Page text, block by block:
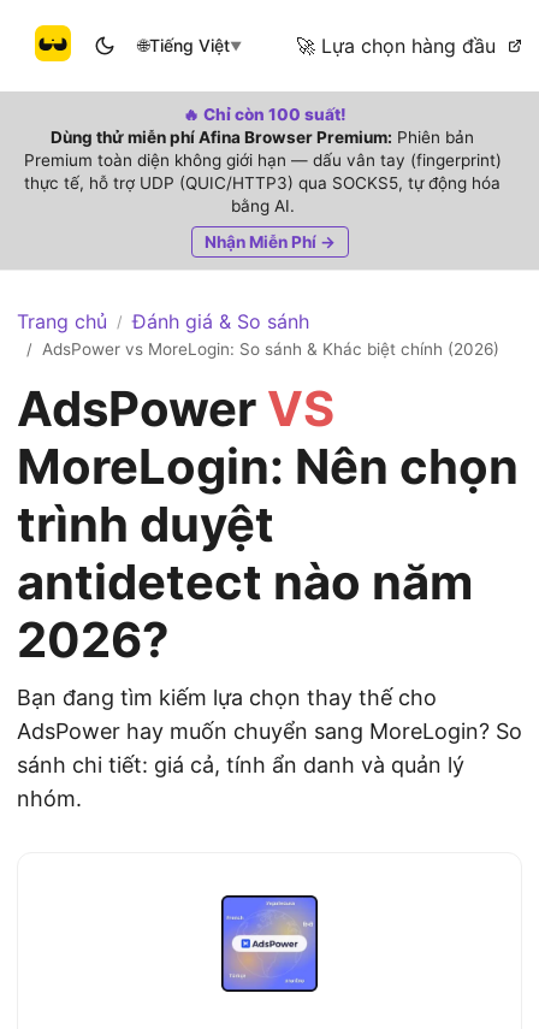
🌐Tiếng Việt▼ 🚀 Lựa chọn hàng đầu
🔥 Chỉ còn 100 suất!
Dùng thử miễn phí Afina Browser Premium: Phiên bản
Premium toàn diện không giới hạn — dấu vân tay (fingerprint)
thực tế, hỗ trợ UDP (QUIC/HTTP3) qua SOCKS5, tự động hóa
bằng AI.
Nhận Miễn Phí →
Trang chủ / Đánh giá & So sánh
/ AdsPower vs MoreLogin: So sánh & Khác biệt chính (2026)
AdsPower VS
MoreLogin: Nên chọn
trình duyệt
antidetect nào năm
2026?
Bạn đang tìm kiếm lựa chọn thay thế cho
AdsPower hay muốn chuyển sang MoreLogin? So
sánh chi tiết: giá cả, tính ẩn danh và quản lý
nhóm.